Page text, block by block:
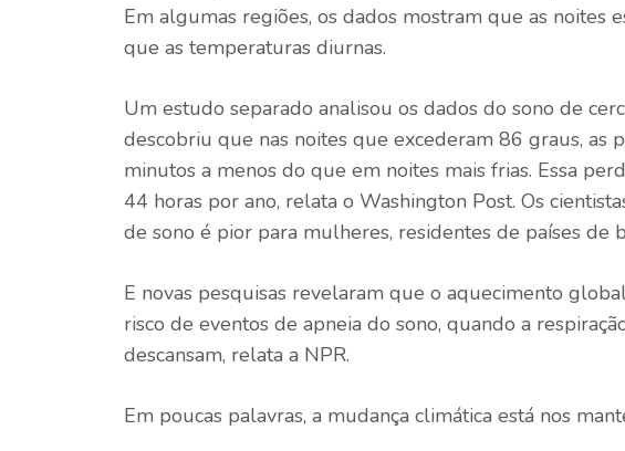
Em algumas regiões, os dados mostram que as noites
que as temperaturas diurnas.
Um estudo separado analisou os dados do sono de
descobriu que nas noites que excederam 86 graus, as
minutos a menos do que em noites mais frias. Essa
44 horas por ano, relata o Washington Post. Os
de sono é pior para mulheres, residentes de países de
E novas pesquisas revelaram que o aquecimento
risco de eventos de apneia do sono, quando a
descansam, relata a NPR.
Em poucas palavras, a mudança climática está nos